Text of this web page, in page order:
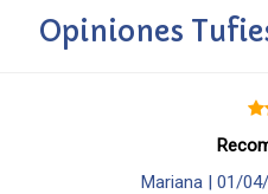
Opiniones
Mariana | 01/